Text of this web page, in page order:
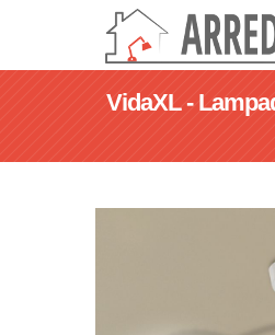
VidaXL -